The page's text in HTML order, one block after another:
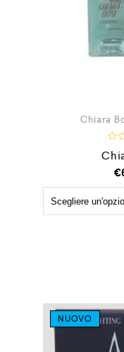
Chiara
V
a
t
t
o
€
NUOVO